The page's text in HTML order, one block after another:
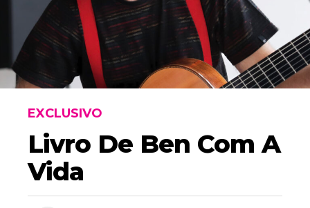
EXCLUSIVO
Livro De Ben Com A
Vida